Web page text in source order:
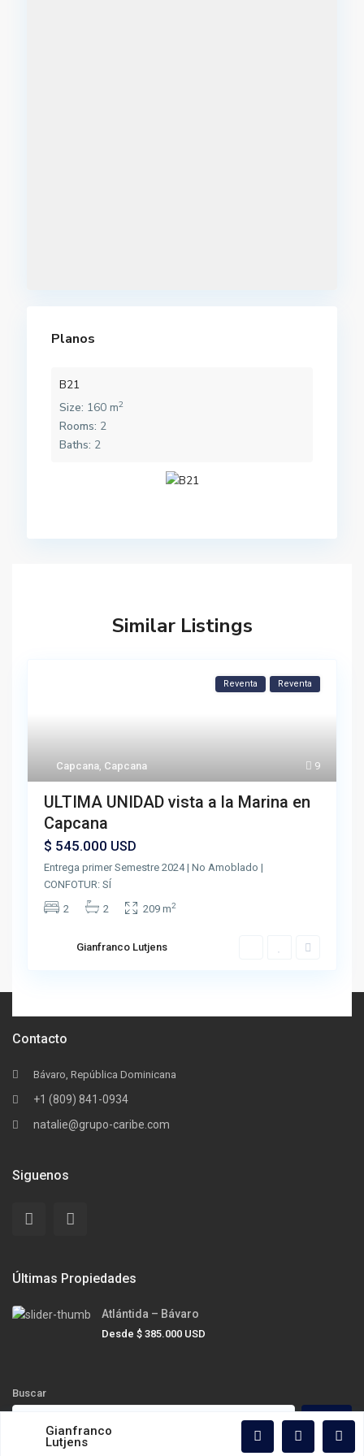
Planos
B21
Size: 160 m2
Rooms: 2
Baths: 2
Similar Listings
9
Capcana, Capcana
Reventa Reventa
ULTIMA UNIDAD vista a la Marina en
Capcana
$ 545.000 USD
Entrega primer Semestre 2024 | No Amoblado |
CONFOTUR: SÍ
2
2 209 m2
Gianfranco Lutjens
Contacto
Bávaro, República Dominicana
+1 (809) 841-0934
natalie@grupo-caribe.com
Siguenos
Últimas Propiedades
Atlántida – Bávaro
Desde $ 385.000 USD
Buscar
Buscar
Gianfranco
Lutjens